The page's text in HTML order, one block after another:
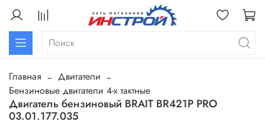
Главная
Двигатели
Бензиновые двигатели 4-х тактные
Двигатель бензиновый BRAIT BR421P PRO
03.01.177.035